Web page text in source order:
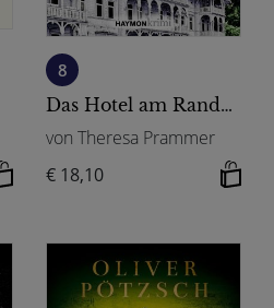
8
Das Hotel am Rande des Zusammenbruchs
von Theresa Prammer
€ 18,10